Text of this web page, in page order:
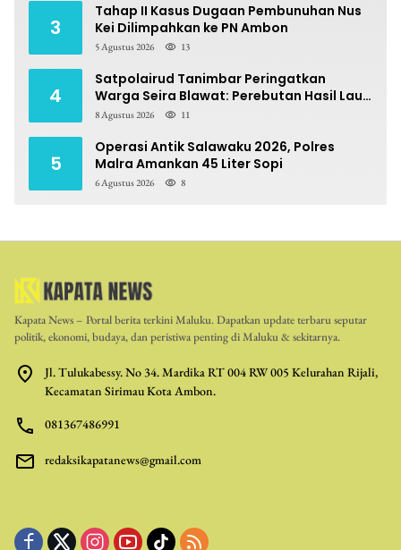
3
Tahap II Kasus Dugaan Pembunuhan Nus
Kei Dilimpahkan ke PN Ambon
5 Agustus 2026 13
4
Satpolairud Tanimbar Peringatkan
Warga Seira Blawat: Perebutan Hasil Laut
Berpotensi Pidana
8 Agustus 2026 11
5
Operasi Antik Salawaku 2026, Polres
Malra Amankan 45 Liter Sopi
6 Agustus 2026 8
Kapata News – Portal berita terkini Maluku. Dapatkan update terbaru seputar
politik, ekonomi, budaya, dan peristiwa penting di Maluku & sekitarnya.
Jl. Tulukabessy. No 34. Mardika RT 004 RW 005 Kelurahan Rijali,
Kecamatan Sirimau Kota Ambon.
081367486991
redaksikapatanews@gmail.com